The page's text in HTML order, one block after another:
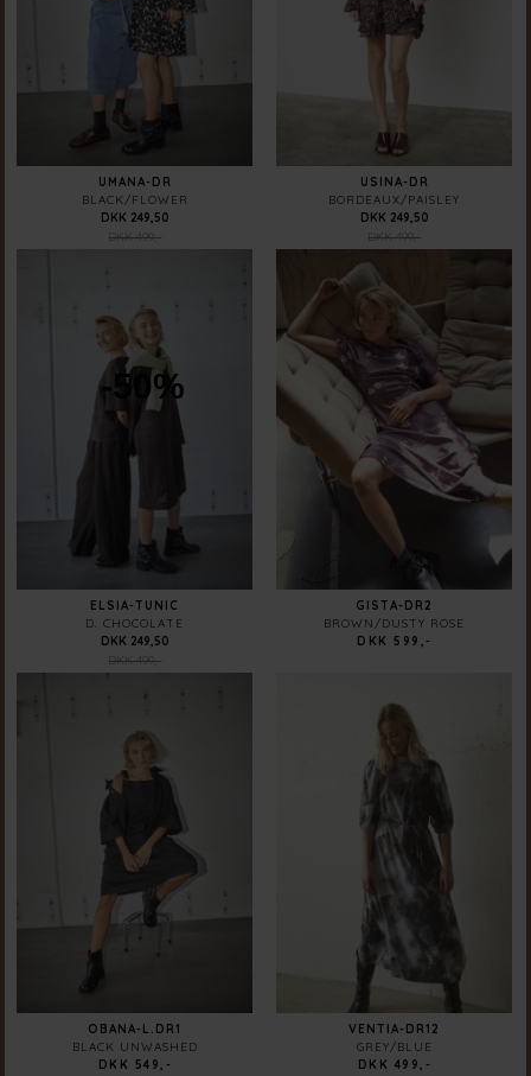
UMANA-DR
BLACK/FLOWER
DKK 499,-
DKK 249,50
USINA-DR
BORDEAUX/PAISLEY
DKK 499,-
DKK 249,50
-50%
ELSIA-TUNIC
D. CHOCOLATE
DKK 499,-
DKK 249,50
GISTA-DR2
BROWN/DUSTY ROSE
DKK 599,-
OBANA-L.DR1
BLACK UNWASHED
DKK 549,-
VENTIA-DR12
GREY/BLUE
DKK 499,-